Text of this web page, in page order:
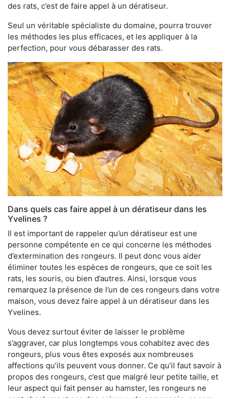
des rats, c’est de faire appel à un dératiseur.
Seul un véritable spécialiste du domaine, pourra trouver
les méthodes les plus efficaces, et les appliquer à la
perfection, pour vous débarasser des rats.
Dans quels cas faire appel à un dératiseur dans les
Yvelines ?
Il est important de rappeler qu’un dératiseur est une
personne compétente en ce qui concerne les méthodes
d’extermination des rongeurs. Il peut donc vous aider
éliminer toutes les espèces de rongeurs, que ce soit les
rats, les souris, ou bien d’autres. Ainsi, lorsque vous
remarquez la présence de l’un de ces rongeurs dans votre
maison, vous devez faire appel à un dératiseur dans les
Yvelines.
Vous devez surtout éviter de laisser le problème
s’aggraver, car plus longtemps vous cohabitez avec des
rongeurs, plus vous êtes exposés aux nombreuses
affections qu’ils peuvent vous donner. Ce qu’il faut savoir à
propos des rongeurs, c’est que malgré leur petite taille, et
leur aspect qui fait penser au hamster, les rongeurs ne